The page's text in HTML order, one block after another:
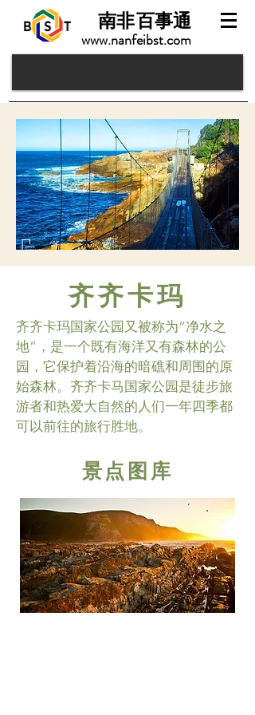
www.nanfeibst.com
百事通
南非
齐齐卡玛
齐齐卡玛国家公园又被称为“净水之
地”，是一个既有海洋又有森林的公
园，它保护着沿海的暗礁和周围的原
始森林。齐齐卡马国家公园是徒步旅
游者和热爱大自然的人们一年四季都
可以前往的旅行胜地。
景点图库